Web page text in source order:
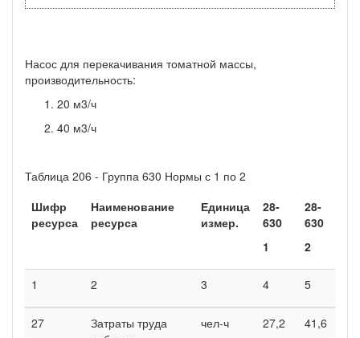
Насос для перекачивания томатной массы,
производительность:
20 м3/ч
40 м3/ч
Таблица 206 - Группа 630 Нормы с 1 по 2
Шифр
ресурса
Наименование
ресурса
Единица
измер.
28-
630
1
28-
630
2
1 2 3 4 5
27
Затраты труда
чел-ч 27,2 41,6